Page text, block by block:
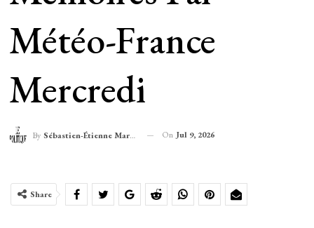
Météo-France
Mercredi
By Sébastien-Étienne Marechal On Jul 9, 2026
Share